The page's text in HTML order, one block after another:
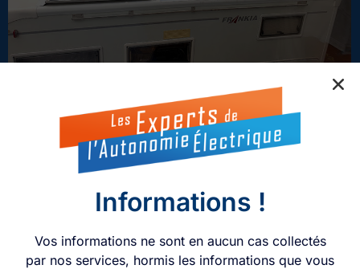
Nos conseils pour vos camping-cars
15 juin 2023 /
No Comments
Experts passionnés Vos projets Nos conseils Nos bons plans
Contact Experts passionnés Vos projets Nos conseils Nos bons
plans Contact...
Informations !
Vos informations ne sont en aucun cas collectés
par nos services, hormis les informations que vous